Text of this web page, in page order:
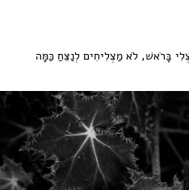
בָּרֹאשׁ, לֹא מַצְלִיחִים לְנַצֵּחַ כַּמָּה